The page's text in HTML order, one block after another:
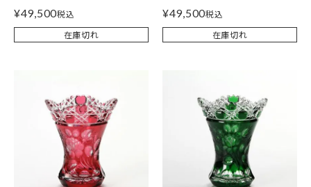
¥49,500税込
在庫切れ
¥49,500税込
在庫切れ